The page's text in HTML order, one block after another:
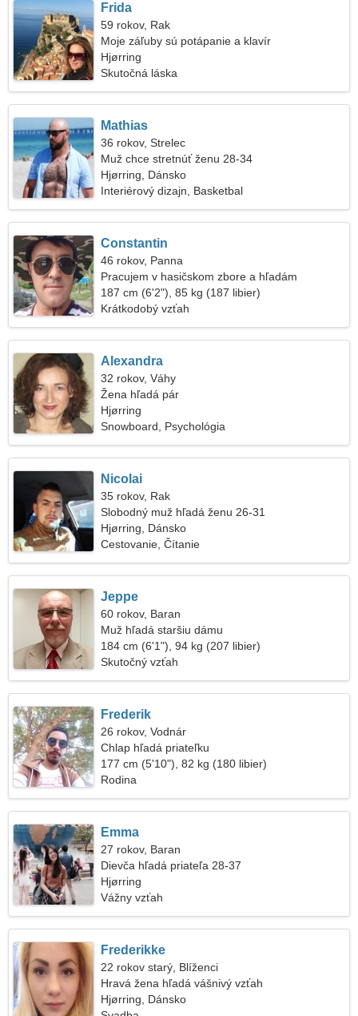
Frida
59 rokov, Rak
Moje záľuby sú potápanie a klavír
Hjørring
Skutočná láska
Mathias
36 rokov, Strelec
Muž chce stretnúť ženu 28-34
Hjørring, Dánsko
Interiérový dizajn, Basketbal
Constantin
46 rokov, Panna
Pracujem v hasičskom zbore a hľadám
fantastickú ženu
187 cm (6'2"), 85 kg (187 libier)
Krátkodobý vzťah
Alexandra
32 rokov, Váhy
Žena hľadá pár
Hjørring
Snowboard, Psychológia
Nicolai
35 rokov, Rak
Slobodný muž hľadá ženu 26-31
Hjørring, Dánsko
Cestovanie, Čítanie
Jeppe
60 rokov, Baran
Muž hľadá staršiu dámu
184 cm (6'1"), 94 kg (207 libier)
Skutočný vzťah
Frederik
26 rokov, Vodnár
Chlap hľadá priateľku
177 cm (5'10"), 82 kg (180 libier)
Rodina
Emma
27 rokov, Baran
Dievča hľadá priateľa 28-37
Hjørring
Vážny vzťah
Frederikke
22 rokov starý, Blíženci
Hravá žena hľadá vášnivý vzťah
Hjørring, Dánsko